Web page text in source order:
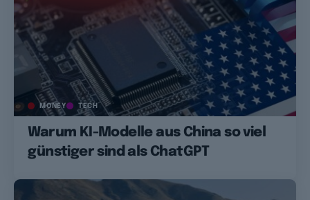
MONEY TECH
Warum KI-Modelle aus China so viel
günstiger sind als ChatGPT